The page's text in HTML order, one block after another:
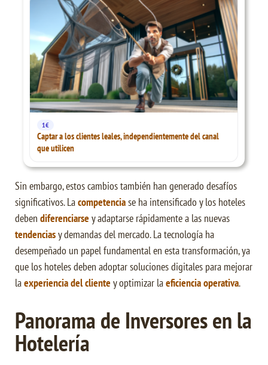
1€
Captar a los clientes leales, independientemente del canal
que utilicen
Sin embargo, estos cambios también han generado desafíos
significativos. Lacompetenciase ha intensificado y los hoteles
deben diferenciarse y adaptarse rápidamente a las nuevas
tendenciasy demandas del mercado. La tecnología ha
desempeñado un papel fundamental en esta transformación, ya
que los hoteles deben adoptar soluciones digitales para mejorar
laexperiencia del cliente y optimizar laeficiencia operativa.
Panorama de Inversores en la
Hotelería